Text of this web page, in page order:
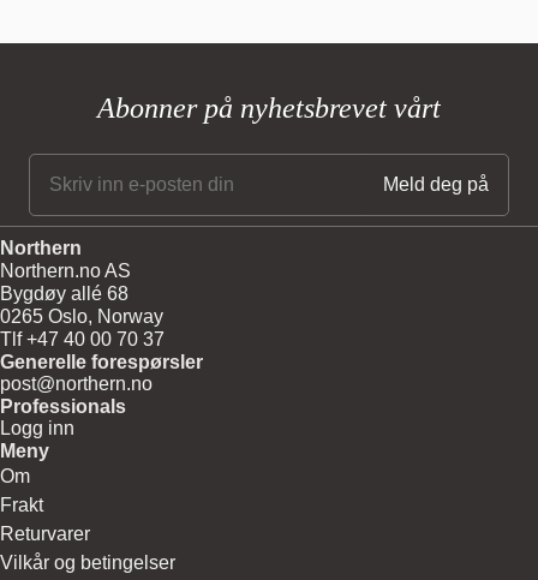
Abonner på nyhetsbrevet vårt
Northern
Northern.no AS
Bygdøy allé 68
0265 Oslo, Norway
Tlf +47 40 00 70 37
Generelle forespørsler
post@northern.no
Professionals
Logg inn
Meny
Om
Frakt
Returvarer
Vilkår og betingelser